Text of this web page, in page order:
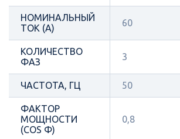
НОМИНАЛЬНЫЙ
ТОК (А)
60
КОЛИЧЕСТВО
ФАЗ
3
ЧАСТОТА, ГЦ 50
ФАКТОР
МОЩНОСТИ
(COS Φ)
0,8